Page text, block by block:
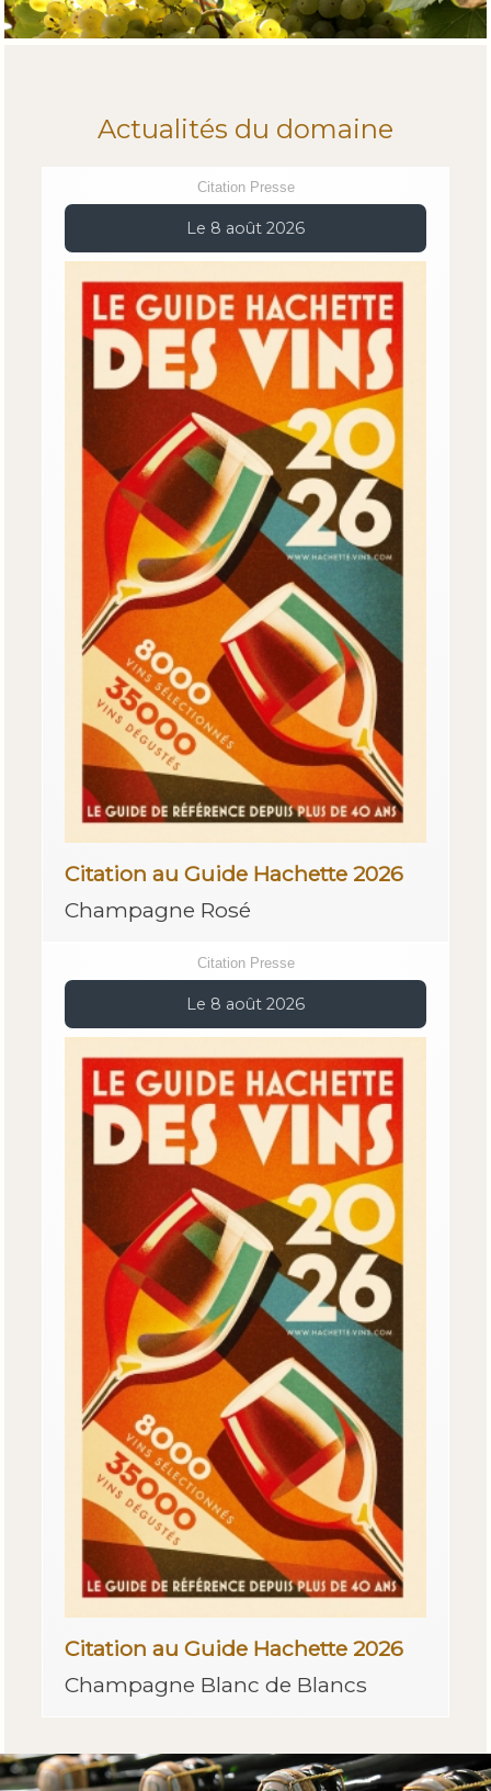
Actualités du domaine
Citation Presse
Le 8 août 2026
Citation au Guide Hachette 2026
Champagne Rosé
Citation Presse
Le 8 août 2026
Citation au Guide Hachette 2026
Champagne Blanc de Blancs